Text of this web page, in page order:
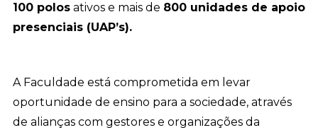
100 polosativos e mais de 800 unidades de apoio
presenciais (UAP’s).
A Faculdade está comprometida em levar
oportunidade de ensino para a sociedade, através
de alianças com gestores e organizações da